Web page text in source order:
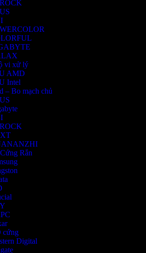
vi xử lý
AMD
Intel
– Bo mạch chủ
Rắn
cứng
Digital